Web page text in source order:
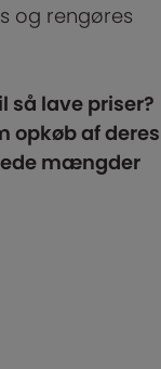
og rengøres
så lave priser?
opkøb af deres
mængder